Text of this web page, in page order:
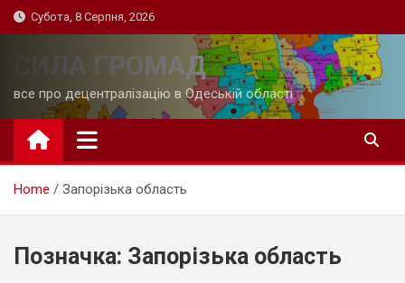
Skip
to
Субота, 8 Серпня, 2026
СИЛА ГРОМАД
все про децентралізацію в Одеській області
Home Запорізька область
Позначка: Запорізька область